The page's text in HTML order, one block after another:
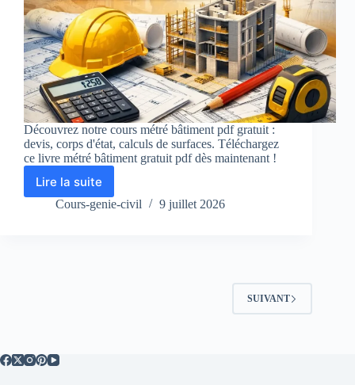
Découvrez notre cours métré bâtiment pdf gratuit :
devis, corps d'état, calculs de surfaces. Téléchargez
ce livre métré bâtiment gratuit pdf dès maintenant !
Lire la suite
Cours
Métré
Cours-genie-civil 9 juillet 2026
SUIVANT